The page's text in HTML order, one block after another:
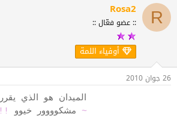
R
Rosa2
:: عضو فعّال ::
أوفياء اللمة
26 جوان 2010
الميدان هو الذي يقرر
~ مشكوووور خيوو
!!